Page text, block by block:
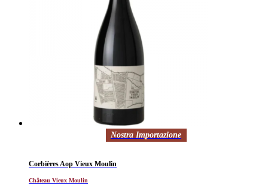
Nostra Importazione
Corbières Aop Vieux Moulin
Château Vieux Moulin